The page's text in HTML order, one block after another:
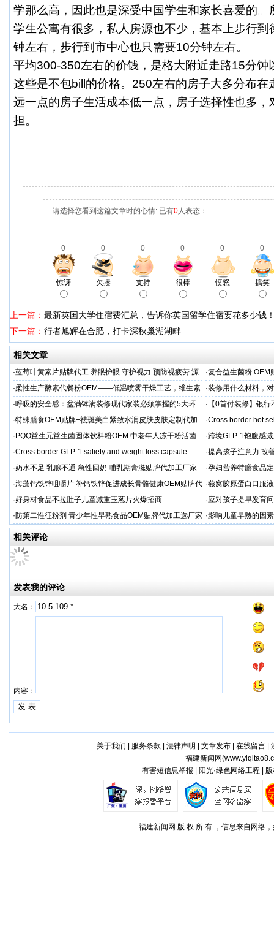
学那么高，因此也是深受中国学生和家长喜爱的。
学生公寓有很多，私人房源也不少，基本上步行
钟左右，步行到市中心也只需要10分钟左右。
平均300-350左右的价钱，是格大附近走路15分钟
这些是不包bill的价格。250左右的房子大多分布在
远一点的房子生活成本低一点，房子选择性也多，
担。
请选择您看到这篇文章时的心情: 已有0人表态：
0 0 0 0 0 0
惊讶 欠揍 支持 很棒 愤怒 搞笑
上一篇： 最新英国大学住宿费汇总，告诉你英国留学住宿要花多少钱
下一篇： 行者旭辉在合肥，打卡深秋巢湖湖畔
相关文章
·蓝莓叶黄素片贴牌代工 养眼护眼 守护视力 预防视疲劳 源
头直供
·复合益生菌粉 OEM
业制造商
·柔性生产酵素代餐粉OEM——低温喷雾干燥工艺，维生素
C保留率≥95%
·装修用什么材料，
·呼吸的安全感：盆满钵满装修现代家装必须掌握的5大环
保准则
· 【0首付装修】银
贷，月供少还30%！
·特殊膳食OEM贴牌+祛斑美白紧致水润皮肤皮肤定制代加
工厂家
·Cross border hot
· PQQ益生元益生菌固体饮料粉OEM 中老年人冻干粉活菌
粉贴牌代加工
·跨境GLP-1饱腹感
·Cross border GLP-1 satiety and weight loss capsule ·提高孩子注意力 改
·奶水不足 乳腺不通 急性回奶 哺乳期膏滋贴牌代加工厂家 ·孕妇营养特膳食品
工厂
·海藻钙铁锌咀嚼片 补钙铁锌促进成长骨骼健康OEM贴牌代
加工
·燕窝胶原蛋白口服
牌
·好身材食品不拉肚子儿童减重玉葱片火爆招商 ·应对孩子提早发育
答案
·防第二性征粉剂 青少年性早熟食品OEM贴牌代加工选厂家 ·影响儿童早熟的因
代工厂
相关评论
发表我的评论
大名：
内容：
关于我们 服务条款 法律声明 文章发布| 在线留言|
福建新闻网(
有害短信息举报 | 阳光·绿色网络工程 |
福建新闻网 版 权 所 有 ，信息来自网络